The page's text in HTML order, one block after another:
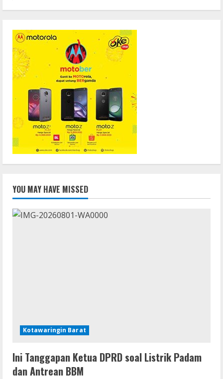
YOU MAY HAVE MISSED
Kotawaringin Barat
Ini Tanggapan Ketua DPRD soal Listrik Padam
dan Antrean BBM